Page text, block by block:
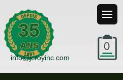
35
0
info@jcroyinc.com